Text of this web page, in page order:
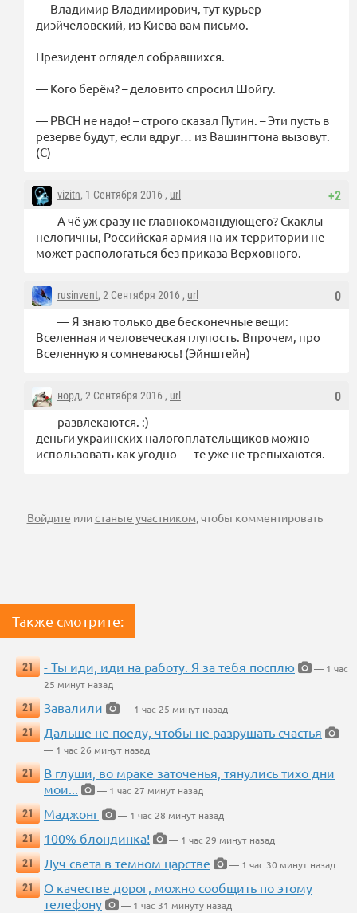
— Владимир Владимирович, тут курьер
диэйчеловский, из Киева вам письмо.
Президент оглядел собравшихся.
— Кого берём? – деловито спросил Шойгу.
— РВСН не надо! – строго сказал Путин. – Эти пусть в
резерве будут, если вдруг… из Вашингтона вызовут.
(С)
+2
vizitn, 1 Сентября 2016 , url
А чё уж сразу не главнокомандующего? Скаклы
нелогичны, Российская армия на их территории не
может распологаться без приказа Верховного.
0
rusinvent, 2 Сентября 2016 , url
— Я знаю только две бесконечные вещи:
Вселенная и человеческая глупость. Впрочем, про
Вселенную я сомневаюсь! (Эйнштейн)
0
норд, 2 Сентября 2016 , url
развлекаются. :)
деньги украинских налогоплательщиков можно
использовать как угодно — те уже не трепыхаются.
Войдите илистаньте участником, чтобы комментировать
Также смотрите:
21 - Ты иди, иди на работу. Я за тебя посплю
— 1 час
25 минут назад
21
Завалили
— 1 час 25 минут назад
21
Дальше не поеду, чтобы не разрушать счастья
— 1 час 26 минут назад
21
В глуши, во мраке заточенья, тянулись тихо дни
мои...
— 1 час 27 минут назад
21
Маджонг
— 1 час 28 минут назад
21
100% блондинка!
— 1 час 29 минут назад
21
Луч света в темном царстве
— 1 час 30 минут назад
21
О качестве дорог, можно сообщить по этому
телефону
— 1 час 31 минуту назад